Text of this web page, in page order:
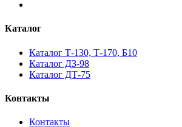
Каталог
Каталог Т-130, Т-170, Б10
Каталог ДЗ-98
Каталог ДТ-75
Контакты
Контакты